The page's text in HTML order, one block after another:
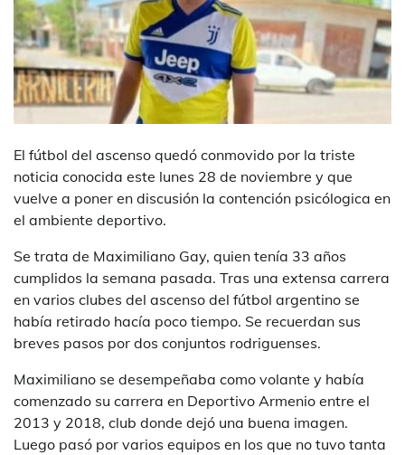
El fútbol del ascenso quedó conmovido por la triste
noticia conocida este lunes 28 de noviembre y que
vuelve a poner en discusión la contención psicólogica en
el ambiente deportivo.
Se trata de Maximiliano Gay, quien tenía 33 años
cumplidos la semana pasada. Tras una extensa carrera
en varios clubes del ascenso del fútbol argentino se
había retirado hacía poco tiempo. Se recuerdan sus
breves pasos por dos conjuntos rodriguenses.
Maximiliano se desempeñaba como volante y había
comenzado su carrera en Deportivo Armenio entre el
2013 y 2018, club donde dejó una buena imagen.
Luego pasó por varios equipos en los que no tuvo tanta